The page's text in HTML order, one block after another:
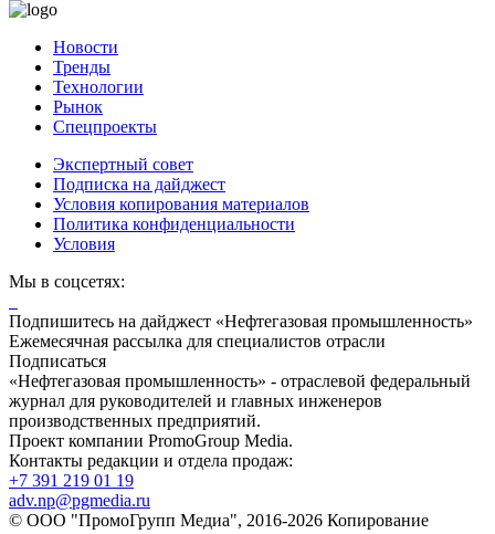
Новости
Тренды
Технологии
Рынок
Спецпроекты
Экспертный совет
Подписка на дайджест
Условия копирования материалов
Политика конфиденциальности
Условия
Мы в соцсетях:
Подпишитесь на дайджест «Нефтегазовая промышленность»
Ежемесячная рассылка для специалистов отрасли
Подписаться
«Нефтегазовая промышленность» - отраслевой федеральный
журнал для руководителей и главных инженеров
производственных предприятий.
Проект компании PromoGroup Media.
Контакты редакции и отдела продаж:
+7 391 219 01 19
adv.np@pgmedia.ru
© ООО "ПромоГрупп Медиа", 2016-2026 Копирование